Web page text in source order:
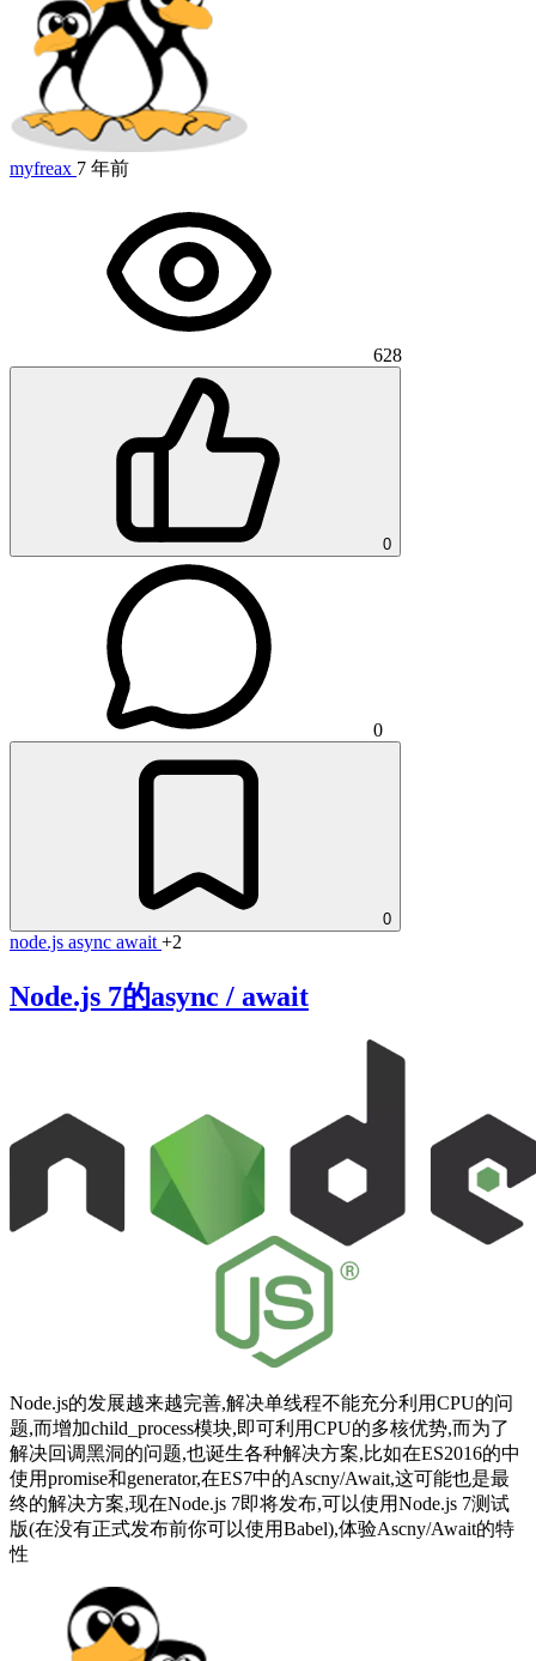
myfreax 7 年前
628
0
0
0
node.js async await +2
Node.js 7的async / await
Node.js的发展越来越完善,解决单线程不能充分利用CPU的问
题,而增加child_process模块,即可利用CPU的多核优势,而为了
解决回调黑洞的问题,也诞生各种解决方案,比如在ES2016的中
使用promise和generator,在ES7中的Ascny/Await,这可能也是最
终的解决方案,现在Node.js 7即将发布,可以使用Node.js 7测试
版(在没有正式发布前你可以使用Babel),体验Ascny/Await的特
性